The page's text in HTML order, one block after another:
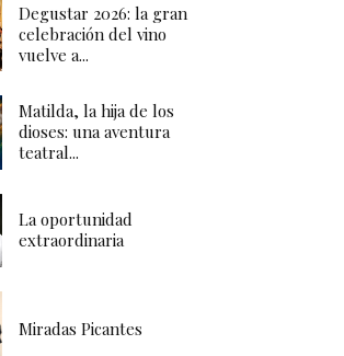
Degustar 2026: la gran
celebración del vino
vuelve a...
Matilda, la hija de los
dioses: una aventura
teatral...
La oportunidad
extraordinaria
Miradas Picantes